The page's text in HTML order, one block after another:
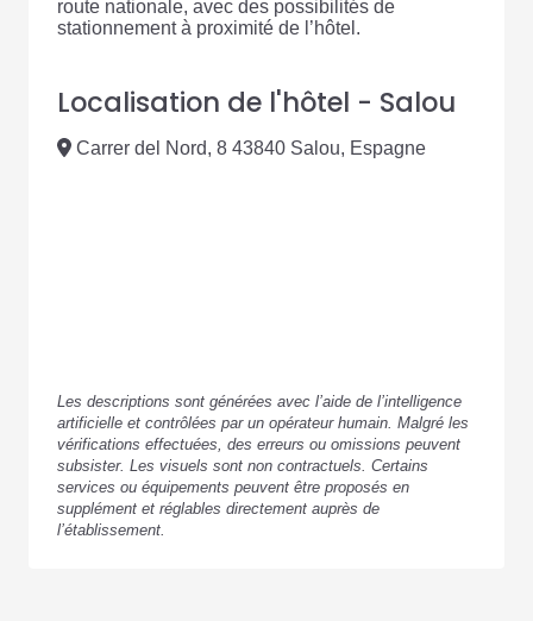
route nationale, avec des possibilités de
stationnement à proximité de l’hôtel.
Localisation de l'hôtel - Salou
Carrer del Nord, 8 43840 Salou, Espagne
Les descriptions sont générées avec l’aide de l’intelligence
artificielle et contrôlées par un opérateur humain. Malgré les
vérifications effectuées, des erreurs ou omissions peuvent
subsister. Les visuels sont non contractuels. Certains
services ou équipements peuvent être proposés en
supplément et réglables directement auprès de
l’établissement.